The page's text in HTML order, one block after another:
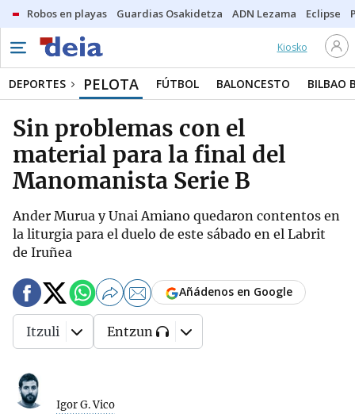
Robos en playas Guardias Osakidetza ADN Lezama Eclipse
Kiosko
DEPORTES PELOTA FÚTBOL BALONCESTO BILBAO
Sin problemas con el
material para la final del
Manomanista Serie B
Ander Murua y Unai Amiano quedaron contentos en
la liturgia para el duelo de este sábado en el Labrit
de Iruñea
Igor G. Vico
Añádenos en Google
Itzuli Entzun